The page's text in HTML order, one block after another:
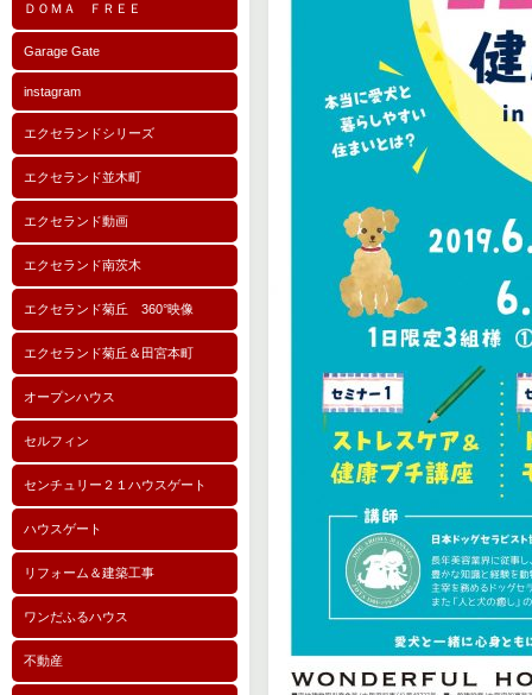
ＤＯＭＡ ＦＲＥＥ
Garage Gate
instagram
エクセランドシリーズ
エクセランド並木町
エクセランド動画
エクセランド南茨木
エクセランド菊丘 360°映像
エクセランド菊丘＆田宮本町
オープンハウス
セルフィン
センチュリー２１ハウスゲート
ハウスゲート
リフォーム＆建築工事
ワンだふるハウス
不動産